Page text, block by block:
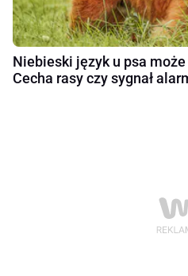
Niebieski język u psa
Cecha rasy czy sygnał